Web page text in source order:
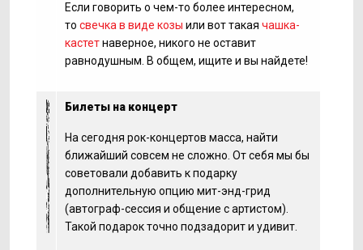
Если говорить о чем-то более интересном,
то свечка в виде козы или вот такая чашка-
кастетнаверное, никого не оставит
равнодушным. В общем, ищите и вы найдете!
Билеты на концерт
На сегодня рок-концертов масса, найти
ближайший совсем не сложно. От себя мы бы
советовали добавить к подарку
дополнительную опцию мит-энд-грид
(автограф-сессия и общение с артистом).
Такой подарок точно подзадорит и удивит.